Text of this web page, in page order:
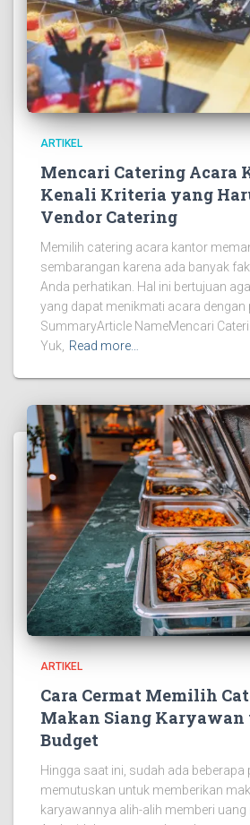
ARTIKEL
Mencari Catering Acara
Kenali Kriteria yang
Vendor Catering
Memilih catering acara kantor
sembarangan karena ada banyak
Anda perhatikan. Hal ini bertujuan
yang dapat menikmati acara dengan
SummaryArticle NameMencari
Yuk,
Read more…
ARTIKEL
Cara Cermat Memilih
Makan Siang Karyawan
Budget
Hingga saat ini, sudah ada beberapa
memutuskan untuk memberikan
karyawannya alih-alih memberi